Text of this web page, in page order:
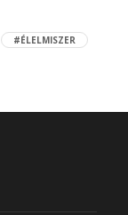
#ÉLELMISZER